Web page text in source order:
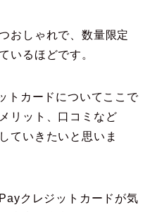
おしゃれで、数量限定
いるほどです。
トカードについてここで
リット、口コミなど
ていきたいと思いま
クレジットカードが気